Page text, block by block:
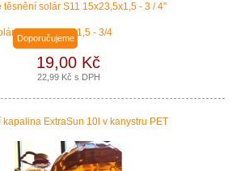
těsnění solár S11 15x23,5x1,5 - 3 / 4"
Doporučujeme
19,00 Kč
22,99 Kč s DPH
kapalina ExtraSun 10l v kanystru PET